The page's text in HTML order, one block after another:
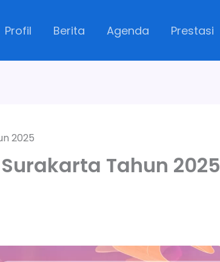
Profil Berita Agenda Prestasi
2025
Tahun 2025